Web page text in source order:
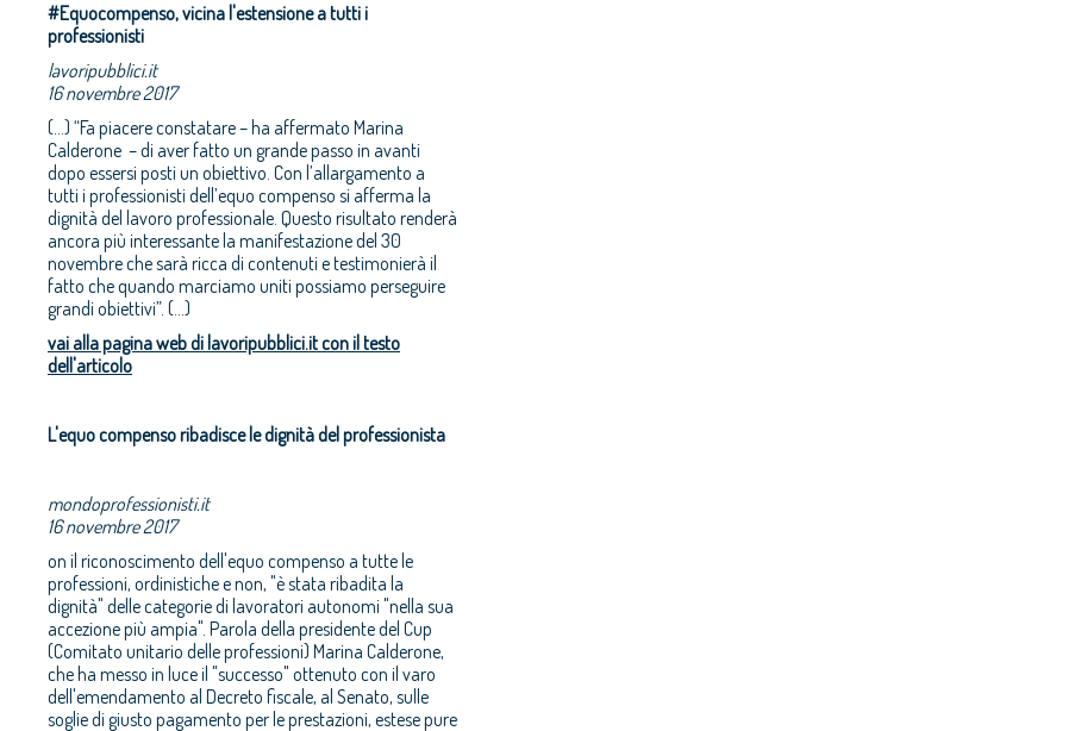
#Equocompenso, vicina l'estensione a tutti i
professionisti
lavoripubblici.it
16 novembre 2017
(...) “Fa piacere constatare – ha affermato Marina
Calderone – di aver fatto un grande passo in avanti
dopo essersi posti un obiettivo. Con l’allargamento a
tutti i professionisti dell’equo compenso si afferma la
dignità del lavoro professionale. Questo risultato renderà
ancora più interessante la manifestazione del 30
novembre che sarà ricca di contenuti e testimonierà il
fatto che quando marciamo uniti possiamo perseguire
grandi obiettivi”. (...)
vai alla pagina web di lavoripubblici.it con il testo
dell'articolo
L'equo compenso ribadisce le dignità del professionista
mondoprofessionisti.it
16 novembre 2017
on il riconoscimento dell'equo compenso a tutte le
professioni, ordinistiche e non, "è stata ribadita la
dignità" delle categorie di lavoratori autonomi "nella sua
accezione più ampia". Parola della presidente del Cup
(Comitato unitario delle professioni) Marina Calderone,
che ha messo in luce il "successo" ottenuto con il varo
dell'emendamento al Decreto fiscale, al Senato, sulle
soglie di giusto pagamento per le prestazioni, estese pure